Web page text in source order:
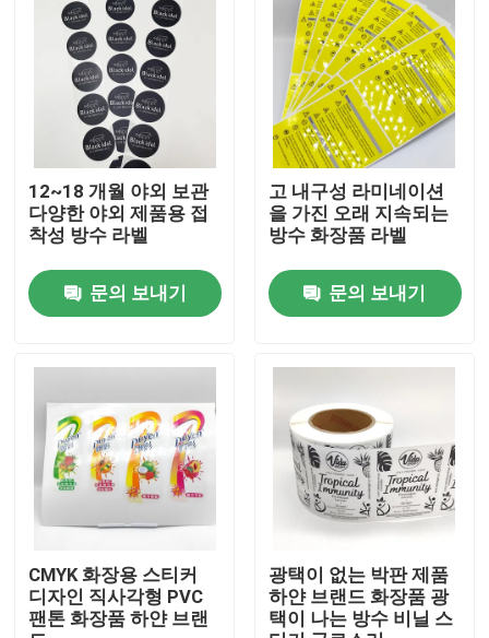
회사 소개
제품 소개
점착성 라벨 스티커
맞춘 소매 브랜드
식품 점착성 라벨
방수 화장용 브랜드
12~18 개월 야외 보관
다양한 야외 제품용 접
착성 방수 라벨
문의 보내기
고 내구성 라미네이션
을 가진 오래 지속되는
방수 화장품 라벨
문의 보내기
CMYK 화장용 스티커
디자인 직사각형 PVC
팬톤 화장품 하얀 브랜
광택이 없는 박판 제품
하얀 브랜드 화장품 광
택이 나는 방수 비닐 스